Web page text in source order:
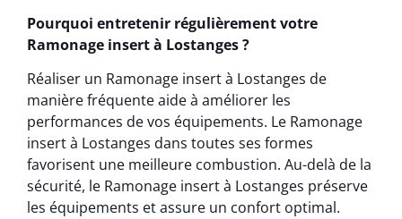
Pourquoi entretenir régulièrement votre
Ramonage insert à Lostanges ?
Réaliser un Ramonage insert à Lostanges de
manière fréquente aide à améliorer les
performances de vos équipements. Le Ramonage
insert à Lostanges dans toutes ses formes
favorisent une meilleure combustion. Au-delà de la
sécurité, le Ramonage insert à Lostanges préserve
les équipements et assure un confort optimal.